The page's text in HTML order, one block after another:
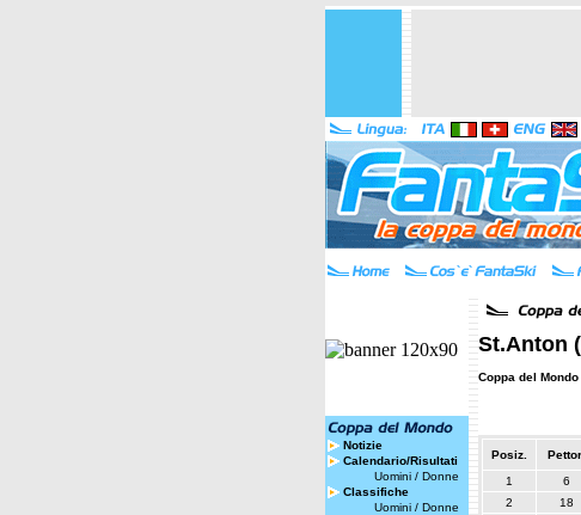
Notizie
Calendario/Risultati
Uomini / Donne
Classifiche
Uomini / Donne
St.Anton
Coppa del Mondo
Posiz. Pettor.
1
6
2
18